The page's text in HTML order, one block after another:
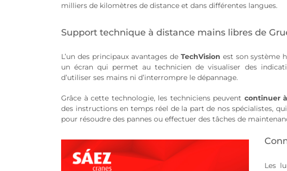
milliers de kilomètres de distance et dans différentes langues.
Support technique à distance mains libres de
L’un des principaux avantages de TechVision est son système
un écran qui permet au technicien de visualiser des
d’utiliser ses mains ni d’interrompre le dépannage.
Grâce à cette technologie, les techniciens peuvent continuer
des instructions en temps réel de la part de nos spécialistes,
pour résoudre des pannes ou effectuer des tâches de
Les